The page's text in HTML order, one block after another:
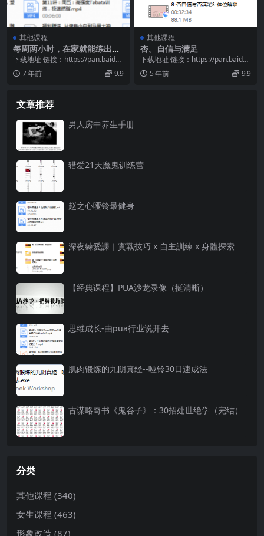
其他课程
每周两小时，在家就能练出好
身材
下载地址 链接：https://pan.baidu.
com/s/12_4hwYu...
7 年前 9.9
其他课程
杏。自信与满足
下载地址 链接：https://pan.baidu.
com/s/1maYKsKQ...
5 年前 9.9
文章推荐
男人房中养生手册
猎爱21天魔鬼训练营
赵之心哑铃最健身
深夜練愛課｜實戰技巧 x 自主訓練 x 身體探索
【经典课程】PUA沙龙录像（挺清晰）
思维成长-由pua行业说开去
肌肉锻炼的九阴真经--哑铃30日速成法
古谋略奇书《鬼谷子》：30招处世绝学（完结）
分类
其他课程 (340)
女生课程 (463)
形象改造 (87)